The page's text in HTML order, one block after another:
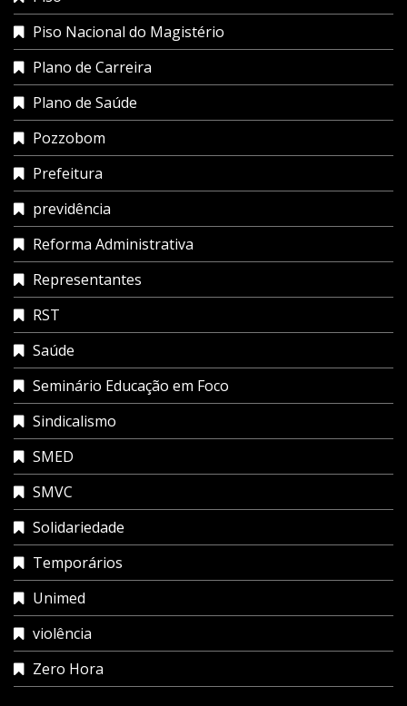
Piso Nacional do Magistério
Plano de Carreira
Plano de Saúde
Pozzobom
Prefeitura
previdência
Reforma Administrativa
Representantes
RST
Saúde
Seminário Educação em Foco
Sindicalismo
SMED
SMVC
Solidariedade
Temporários
Unimed
violência
Zero Hora